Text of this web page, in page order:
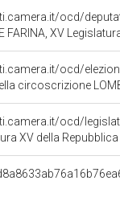
ocd/
FARINA, XV
ocd/
circoscrizione
ocd/
XV della